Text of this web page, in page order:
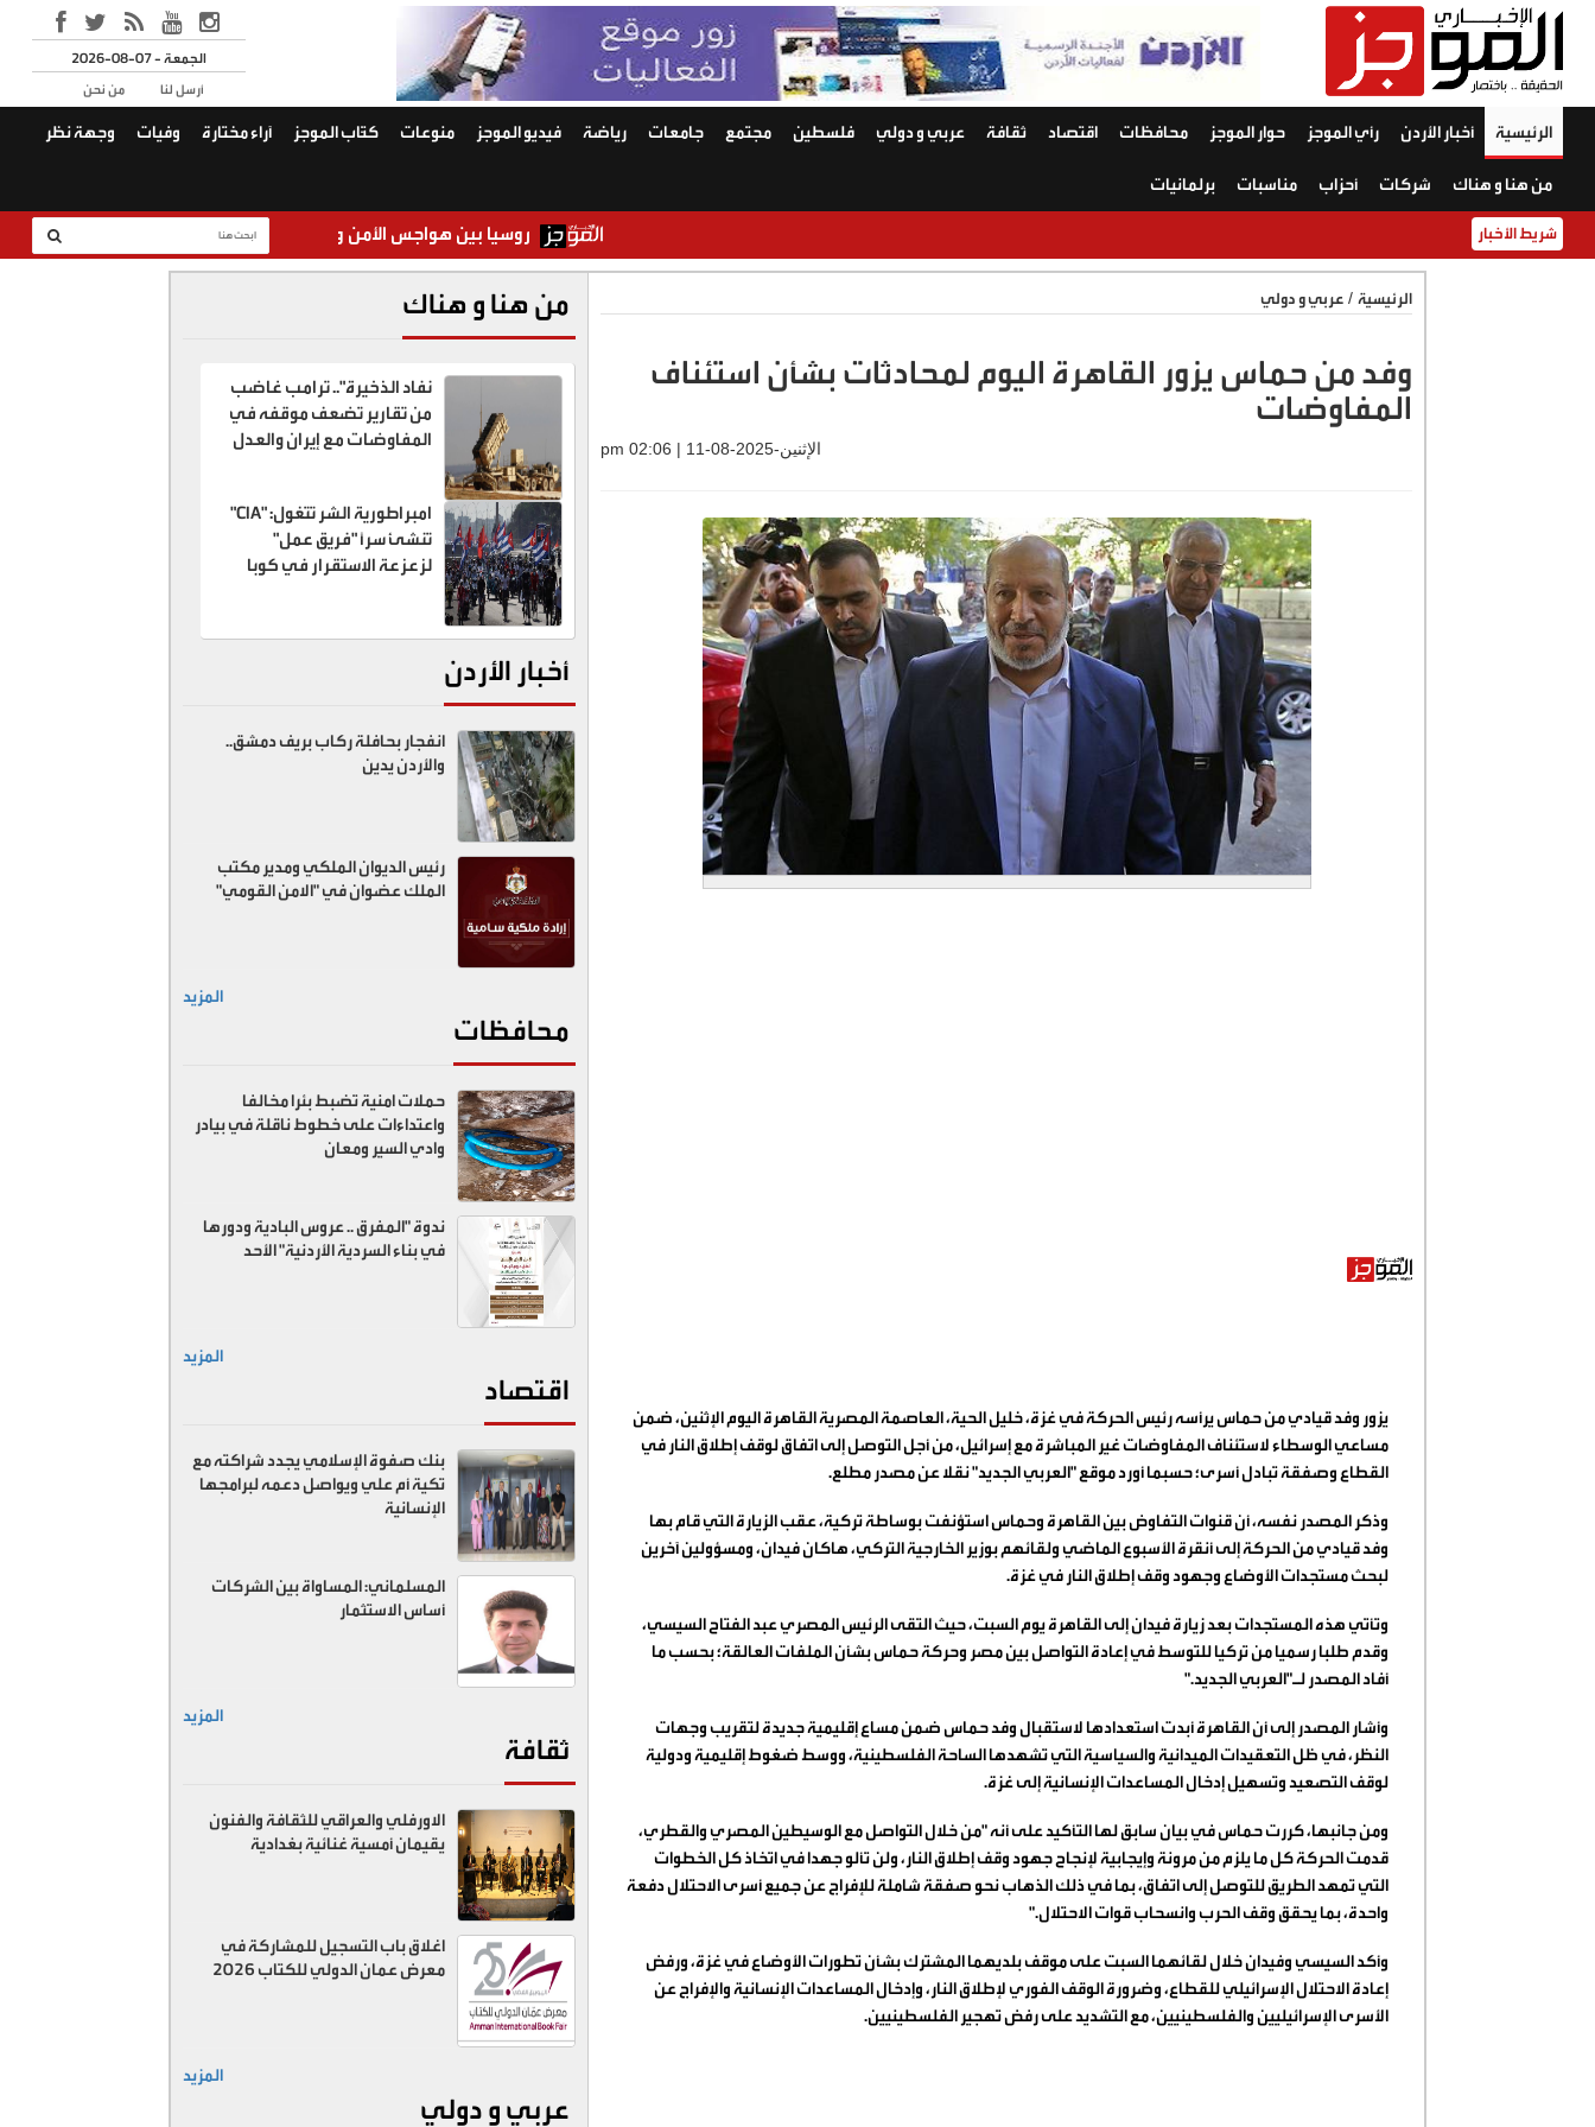
2026-08-07 - الجمعة
من نحن
أرسل لنا
الرئيسية أخبار الأردن رأي الموجز حوار الموجز محافظات اقتصاد ثقافة عربي و دولي فلسطين مجتمع جامعات رياضة فيديو الموجز منوعات كتّاب الموجز آراء مختارة وفيات وجهة نظر
من هنا و هناك شركات أحزاب مناسبات برلمانيات
شريط الأخبار روسيا بين هواجس الأمن وفخ الحرب الطويلة: هل يعيد التاريخ بعض ملامحه؟
الرئيسية / عربي و دولي
وفد من حماس يزور القاهرة اليوم لمحادثات بشأن استئناف
المفاوضات
الإثنين-2025-08-11 | 02:06 pm
يزور وفد قيادي من حماس يرأسه رئيس الحركة في غزة، خليل الحية، العاصمة المصرية القاهرة اليوم الإثنين، ضمن
مساعي الوسطاء لاستئناف المفاوضات غير المباشرة مع إسرائيل، من أجل التوصل إلى اتفاق لوقف إطلاق النار في
القطاع وصفقة تبادل أسرى؛ حسبما أورد موقع "العربي الجديد" نقلا عن مصدر مطلع.
وذكر المصدر نفسه، أن قنوات التفاوض بين القاهرة وحماس استؤنفت بوساطة تركية، عقب الزيارة التي قام بها
وفد قيادي من الحركة إلى أنقرة الأسبوع الماضي ولقائهم بوزير الخارجية التركي، هاكان فيدان، ومسؤولين آخرين
لبحث مستجدات الأوضاع وجهود وقف إطلاق النار في غزة.
وتأتي هذه المستجدات بعد زيارة فيدان إلى القاهرة يوم السبت، حيث التقى الرئيس المصري عبد الفتاح السيسي،
وقدم طلبا رسميا من تركيا للتوسط في إعادة التواصل بين مصر وحركة حماس بشأن الملفات العالقة؛ بحسب ما
أفاد المصدر لـ"العربي الجديد".
وأشار المصدر إلى أن القاهرة أبدت استعدادها لاستقبال وفد حماس ضمن مساع إقليمية جديدة لتقريب وجهات
النظر، في ظل التعقيدات الميدانية والسياسية التي تشهدها الساحة الفلسطينية، ووسط ضغوط إقليمية ودولية
لوقف التصعيد وتسهيل إدخال المساعدات الإنسانية إلى غزة.
ومن جانبها، كررت حماس في بيان سابق لها التأكيد على أنه "من خلال التواصل مع الوسيطين المصري والقطري،
قدمت الحركة كل ما يلزم من مرونة وإيجابية لإنجاح جهود وقف إطلاق النار، ولن تألو جهدا في اتخاذ كل الخطوات
التي تمهد الطريق للتوصل إلى اتفاق، بما في ذلك الذهاب نحو صفقة شاملة للإفراج عن جميع أسرى الاحتلال دفعة
واحدة، بما يحقق وقف الحرب وانسحاب قوات الاحتلال".
وأكد السيسي وفيدان خلال لقائهما السبت على موقف بلديهما المشترك بشأن تطورات الأوضاع في غزة، ورفض
إعادة الاحتلال الإسرائيلي للقطاع، وضرورة الوقف الفوري لإطلاق النار، وإدخال المساعدات الإنسانية والإفراج عن
الأسرى الإسرائيليين والفلسطينيين، مع التشديد على رفض تهجير الفلسطينيين.
من هنا و هناك
نفاد الذخيرة".. ترامب غاضب
من تقارير تضعف موقفه في
المفاوضات مع إيران والعدل
امبراطورية الشر تتغول: "CIA"
تنشئ سراً "فريق عمل"
لزعزعة الاستقرار في كوبا
أخبار الأردن
انفجار بحافلة ركاب بريف دمشق..
والأردن يدين
رئيس الديوان الملكي ومدير مكتب
الملك عضوان في "الامن القومي"
المزيد
محافظات
حملات امنية تضبط بئرا مخالفا
واعتداءات على خطوط ناقلة في بيادر
وادي السير ومعان
ندوة "المفرق .. عروس البادية ودورها
في بناء السردية الأردنية" الأحد
المزيد
اقتصاد
بنك صفوة الإسلامي يجدد شراكته مع
تكية أم علي ويواصل دعمه لبرامجها
الإنسانية
المسلماني: المساواة بين الشركات
أساس الاستثمار
المزيد
ثقافة
الاورفلي والعراقي للثقافة والفنون
يقيمان أمسية غنائية بغدادية
اغلاق باب التسجيل للمشاركة في
معرض عمان الدولي للكتاب 2026
المزيد
عربي و دولي